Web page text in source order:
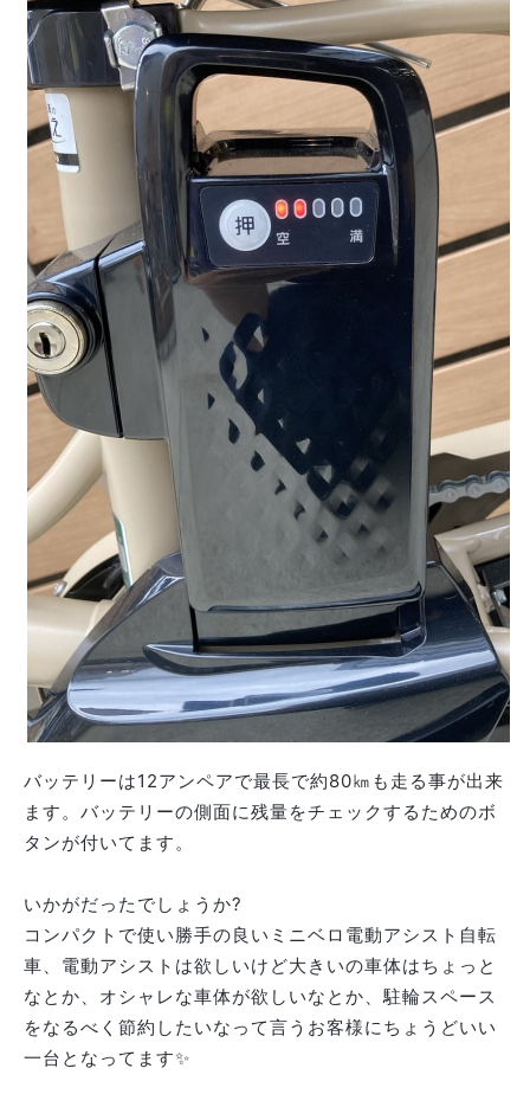
バッテリーは12アンペアで最長で約80㎞も走る事が出来
ます。バッテリーの側面に残量をチェックするためのボ
タンが付いてます。
いかがだったでしょうか?
コンパクトで使い勝手の良いミニベロ電動アシスト自転
車、電動アシストは欲しいけど大きいの車体はちょっと
なとか、オシャレな車体が欲しいなとか、駐輪スペース
をなるべく節約したいなって言うお客様にちょうどいい
一台となってます✨